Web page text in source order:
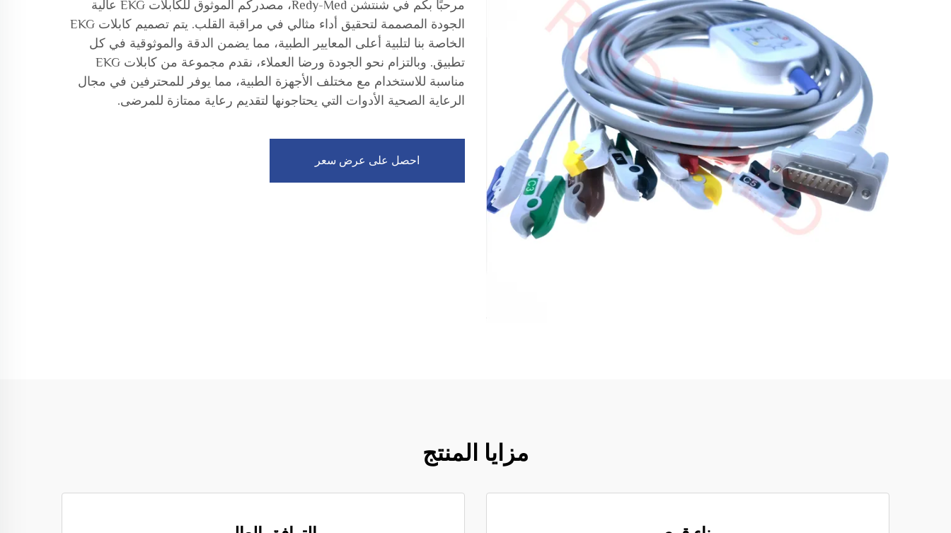
مرحبًا بكم في شنتشن Redy-Med، مصدركم الموثوق للكابلات EKG عالية
الجودة المصممة لتحقيق أداء مثالي في مراقبة القلب. يتم تصميم كابلات EKG
الخاصة بنا لتلبية أعلى المعايير الطبية، مما يضمن الدقة والموثوقية في كل
تطبيق. وبالتزام نحو الجودة ورضا العملاء، نقدم مجموعة من كابلات EKG
مناسبة للاستخدام مع مختلف الأجهزة الطبية، مما يوفر للمحترفين في مجال
الرعاية الصحية الأدوات التي يحتاجونها لتقديم رعاية ممتازة للمرضى.
احصل على عرض سعر
مزايا المنتج